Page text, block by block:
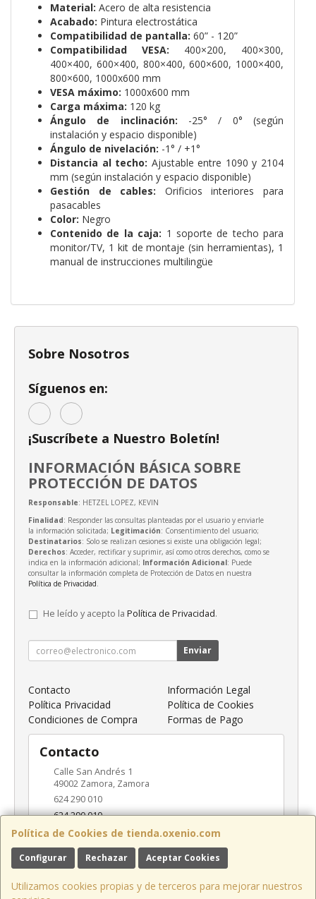
Material: Acero de alta resistencia
Acabado: Pintura electrostática
Compatibilidad de pantalla: 60” - 120”
Compatibilidad VESA: 400×200, 400×300,
400×400, 600×400, 800×400, 600×600, 1000×400,
800×600, 1000x600 mm
VESA máximo: 1000x600 mm
Carga máxima: 120 kg
Ángulo de inclinación: -25° / 0° (según
instalación y espacio disponible)
Ángulo de nivelación: -1° / +1°
Distancia al techo: Ajustable entre 1090 y 2104
mm (según instalación y espacio disponible)
Gestión de cables: Orificios interiores para
pasacables
Color: Negro
Contenido de la caja: 1 soporte de techo para
monitor/TV, 1 kit de montaje (sin herramientas), 1
manual de instrucciones multilingüe
Política de Cookies de tienda.oxenio.com
Configurar Rechazar Aceptar Cookies
Utilizamos cookies propias y de terceros para mejorar nuestros
Sobre Nosotros
Síguenos en:
¡Suscríbete a Nuestro Boletín!
INFORMACIÓN BÁSICA SOBRE
PROTECCIÓN DE DATOS
Responsable: HETZEL LOPEZ, KEVIN
Finalidad: Responder las consultas planteadas por el usuario y enviarle
la información solicitada; Legitimación: Consentimiento del usuario;
Destinatarios: Solo se realizan cesiones si existe una obligación legal;
Derechos: Acceder, rectificar y suprimir, así como otros derechos, como se
indica en la información adicional; Información Adicional: Puede
consultar la información completa de Protección de Datos en nuestra
Política de Privacidad.
He leído y acepto la Política de Privacidad.
Enviar
Contacto
Información Legal
Política Privacidad
Política de Cookies
Condiciones de Compra
Formas de Pago
Contacto
Calle San Andrés 1
49002 Zamora, Zamora
624 290 010
624 290 010
info@oxenio.com
Horario